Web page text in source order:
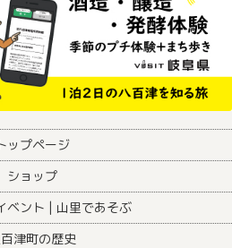
ップページ
ショップ
ベント | 山里であそぶ
津町の歴史